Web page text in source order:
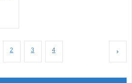
2 3 4